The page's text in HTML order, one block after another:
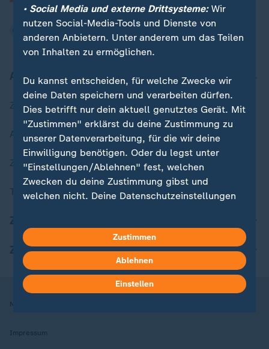
Aktuell bei ZDFheute
Zuletzt veröffentlicht
Aktuelle Sendungs-Videos
ZDFheute Stories
Themen im Überblick
ZDFheute Apps
Nutzungsbedingungen
Impressum
• Social Media und externe Drittsysteme:Wir
nutzen Social-Media-Tools und Dienste von
anderen Anbietern. Unter anderem um das Teilen
von Inhalten zu ermöglichen.
Du kannst entscheiden, für welche Zwecke wir
deine Daten speichern und verarbeiten dürfen.
Dies betrifft nur dein aktuell genutztes Gerät. Mit
"Zustimmen" erklärst du deine Zustimmung zu
unserer Datenverarbeitung, für die wir deine
Einwilligung benötigen. Oder du legst unter
"Einstellungen/Ablehnen" fest, welchen
Zwecken du deine Zustimmung gibst und
welchen nicht. Deine Datenschutzeinstellungen
Hier findest du das Impressum.
Weitere Informationen findest du in unserer
Datenschutzerklärung.
Zustimmen
Ablehnen
Einstellen